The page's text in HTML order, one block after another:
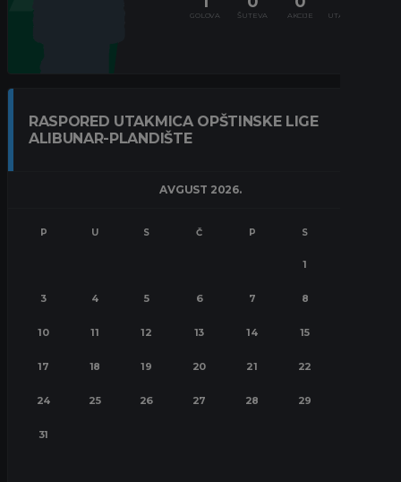
GOLOVA ŠUTEVA AKCIJE UTAKMICE
RASPORED UTAKMICA OPŠTINSKE LIGE
ALIBUNAR-PLANDIŠTE
AVGUST 2026.
P U S Č P S
1
3 4 5 6 7 8
10 11 12 13 14 15
17 18 19 20 21 22
24 25 26 27 28 29
31